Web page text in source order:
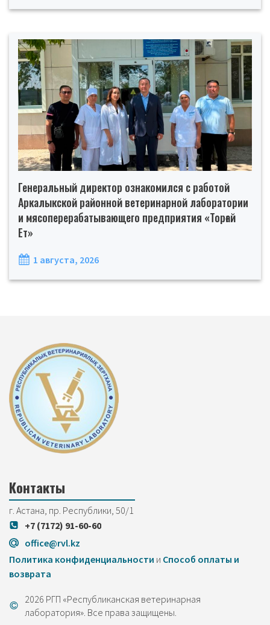
Генеральный директор ознакомился с работой
Аркалыкской районной ветеринарной лаборатории
и мясоперерабатывающего предприятия «Торғай
Ет»
1 августа, 2026
Контакты
г. Астана, пр. Республики, 50/1
+7 (7172) 91-60-60
office@rvl.kz
Политика конфиденциальности и Cпособ оплаты и
возврата
2026 РГП «Республиканская ветеринарная
лаборатория». Все права защищены.